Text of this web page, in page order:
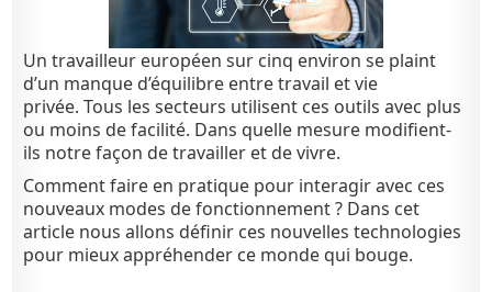
Un travailleur européen sur cinq environ se plaint
d’un manque d’équilibre entre travail et vie
privée. Tous les secteurs utilisent ces outils avec plus
ou moins de facilité. Dans quelle mesure modifient-
ils notre façon de travailler et de vivre.
Comment faire en pratique pour interagir avec ces
nouveaux modes de fonctionnement ? Dans cet
article nous allons définir ces nouvelles technologies
pour mieux appréhender ce monde qui bouge.